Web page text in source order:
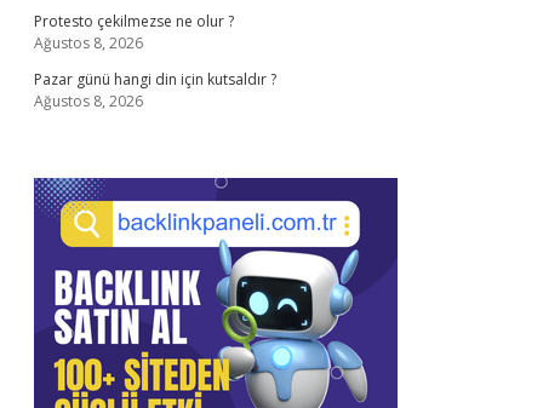
Protesto çekilmezse ne olur ?
Ağustos 8, 2026
Pazar günü hangi din için kutsaldır ?
Ağustos 8, 2026